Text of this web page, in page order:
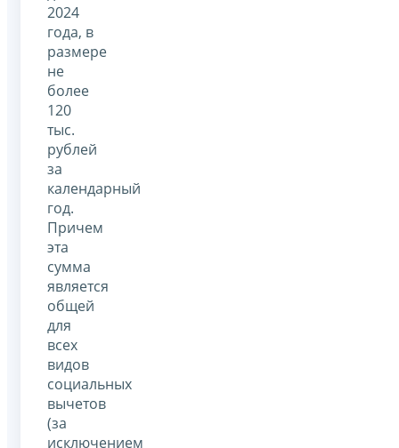
2024
года, в
размере
не
более
120
тыс.
рублей
за
календарный
год.
Причем
эта
сумма
является
общей
для
всех
видов
социальных
вычетов
(за
исключением